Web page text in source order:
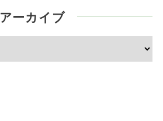
アーカイブ